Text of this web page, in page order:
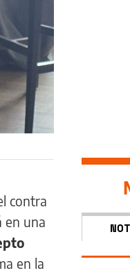
contra
en una
en la